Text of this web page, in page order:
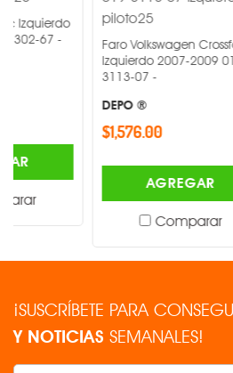
Faro Volkswagen Crossfox
Izquierdo 2007-2009 019-
AGREGAR
Comparar
¡SUSCRÍBETE PARA
Y NOTICIAS SEMANALES!